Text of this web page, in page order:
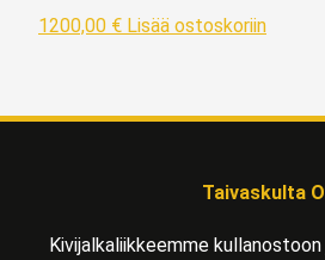
1200,00 € Lisää ostoskoriin
Taivaskulta
Kivijalkaliikkeemme